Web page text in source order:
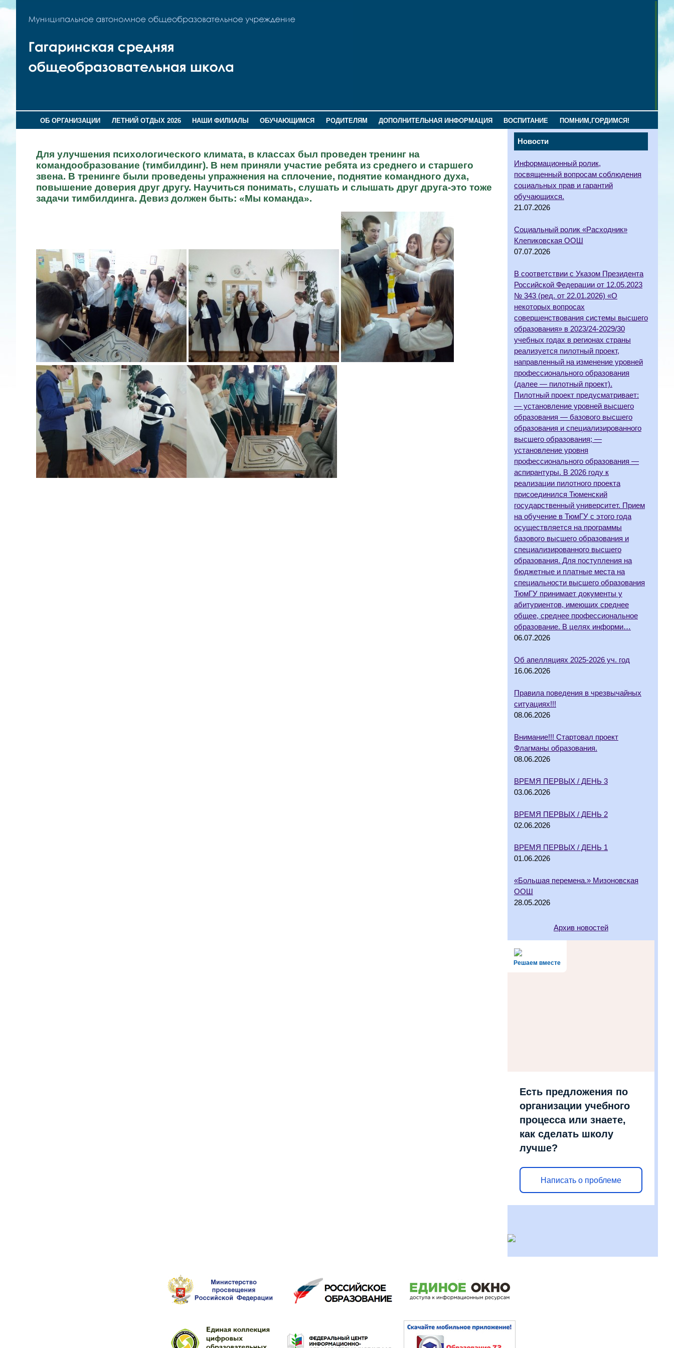
ОБ ОРГАНИЗАЦИИ ЛЕТНИЙ ОТДЫХ 2026 НАШИ ФИЛИАЛЫ ОБУЧАЮЩИМСЯ РОДИТЕЛЯМ ДОПОЛНИТЕЛЬНАЯ ИНФОРМАЦИЯ ВОСПИТАНИЕ ПОМНИМ,ГОРДИМСЯ!
Новости
Информационный ролик,
посвященный вопросам соблюдения
социальных прав и гарантий
обучающихся.
21.07.2026
Социальный ролик «Расходник»
Клепиковская ООШ
07.07.2026
В соответствии с Указом Президента
Российской Федерации от 12.05.2023
№ 343 (ред. от 22.01.2026) «О
некоторых вопросах
совершенствования системы высшего
образования» в 2023/24-2029/30
учебных годах в регионах страны
реализуется пилотный проект,
направленный на изменение уровней
профессионального образования
(далее — пилотный проект).
Пилотный проект предусматривает:
— установление уровней высшего
образования — базового высшего
образования и специализированного
высшего образования; —
установление уровня
профессионального образования —
аспирантуры. В 2026 году к
реализации пилотного проекта
присоединился Тюменский
государственный университет. Прием
на обучение в ТюмГУ с этого года
осуществляется на программы
базового высшего образования и
специализированного высшего
образования. Для поступления на
бюджетные и платные места на
специальности высшего образования
ТюмГУ принимает документы у
абитуриентов, имеющих среднее
общее, среднее профессиональное
образование. В целях информи…
06.07.2026
Об апелляциях 2025-2026 уч. год
16.06.2026
Правила поведения в чрезвычайных
ситуациях!!!
08.06.2026
Внимание!!! Стартовал проект
Флагманы образования.
08.06.2026
ВРЕМЯ ПЕРВЫХ / ДЕНЬ 3
03.06.2026
ВРЕМЯ ПЕРВЫХ / ДЕНЬ 2
02.06.2026
ВРЕМЯ ПЕРВЫХ / ДЕНЬ 1
01.06.2026
«Большая перемена.» Мизоновская
ООШ
28.05.2026
Архив новостей
Решаем вместе
Есть предложения по
организации учебного
процесса или знаете,
как сделать школу
лучше?
Написать о проблеме
Для улучшения психологического климата, в классах был проведен тренинг на
командообразование (тимбилдинг). В нем приняли участие ребята из среднего и старшего
звена. В тренинге были проведены упражнения на сплочение, поднятие командного духа,
повышение доверия друг другу. Научиться понимать, слушать и слышать друг друга-это тоже
задачи тимбилдинга. Девиз должен быть: «Мы команда».